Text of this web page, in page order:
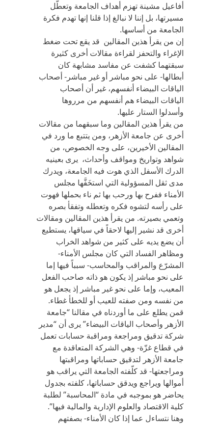
أفاعيل مشينة تهزم أهداف الجامعة وتعطّل
مسيرتها، بل إننا لا نبالغ إذا قلنا إنها تهدم فكرة
الجامعة من أساسها.
إن من يقرأ هذين المقالين قد يقع تحت ضغط
الإغراء والتحفز لقراءة مقالات أخرى كثيرة
سبقتهما كشفت عن مفاسد مشابهة كان
أبطالها- على نحو مباشر أو غير مباشر- أصحاب
الياقات البيضاء أنفسهم، غير أن أصحاب
الياقات البيضاء هم أنفسهم من مرروها
وأسدلوا الستار عليها.
من يقرأ هذين المقالين وما سبقهما من مقالات
أخرى عن جامعة الأزهر، ومن يتتبع ما ورد في
المقالين الأخيرين، على وجه الخصوص، من
شواهد وتواريخ ومواقف وأحداث، يرى بعينيه
الدرك الأسفل الذي هوت فيه الجامعة، ويدرك
مدى ثقل المسؤولية التي استخَفَّها مجلس
الأمناء ففرح بها ورحب بها ثم ناء بحملها فهوت
على رأسه لتشوه فكره وتعطله وتفقأ بصره
وتعمي بصيرته. من يقرأ هذين المقالين ومقالات
أخرى قد نشير إليها لاحقاً في سياقها، يستطيع
أن يضع يديه على كثير من شواهد الخراب
ومظاهر الفساد التي كان مجلس الأمناء-
المشرّع والمراقب والمحاسب- سبباً فيها إما
على نحو مباشر إذ يكون هو ذاته صاحب الفعل
المعيب، وإما على نحو غير مباشر إذ يجعل هو
من نفسه ومن صفته للعيب أو للخطأ غطاء.
قمن يطلع على ما أوردناه في مقالنا “جامعة
الأزهر وأصحاب الياقات البيضاء” يرى أن “مدير
شركة تدقيق ومراجعة ومراقبة حسابات تعمل
في قطاع غزّة- وهي الشركة المتعاقدة مع
جامعة الأزهر لتدقيق حساباتها ومراقبتها
ومراجعتها- قد كلّفته الجامعة التي يراقب هو
أموالها ويراجع ويدقق حساباتها، كلفته بجدول
يحاضر هو بموجبه في مادة “المحاسبة” لطلبة
كلية الاقتصاد والعلوم الإدارية والمالية فيها”.
وهنا نتساءل عما إذا كان الأمناء- بصفتهم